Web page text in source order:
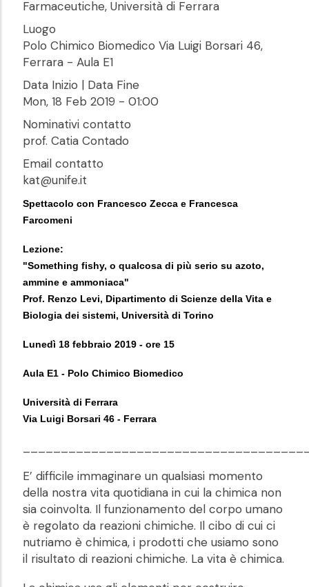
Farmaceutiche, Università di Ferrara
Luogo
Polo Chimico Biomedico Via Luigi Borsari 46,
Ferrara - Aula E1
Data Inizio | Data Fine
Mon, 18 Feb 2019 - 01:00
Nominativi contatto
prof. Catia Contado
Email contatto
kat@unife.it
Spettacolo con Francesco Zecca e Francesca
Farcomeni
Lezione:
"Something fishy, o qualcosa di più serio su azoto,
ammine e ammoniaca"
Prof. Renzo Levi, Dipartimento di Scienze della Vita e
Biologia dei sistemi, Università di Torino
Lunedì 18 febbraio 2019 - ore 15
Aula E1 - Polo Chimico Biomedico
Università di Ferrara
Via Luigi Borsari 46 - Ferrara
E’ difficile immaginare un qualsiasi momento
della nostra vita quotidiana in cui la chimica non
sia coinvolta. Il funzionamento del corpo umano
è regolato da reazioni chimiche. Il cibo di cui ci
nutriamo è chimica, i prodotti che usiamo sono
il risultato di reazioni chimiche. La vita è chimica.